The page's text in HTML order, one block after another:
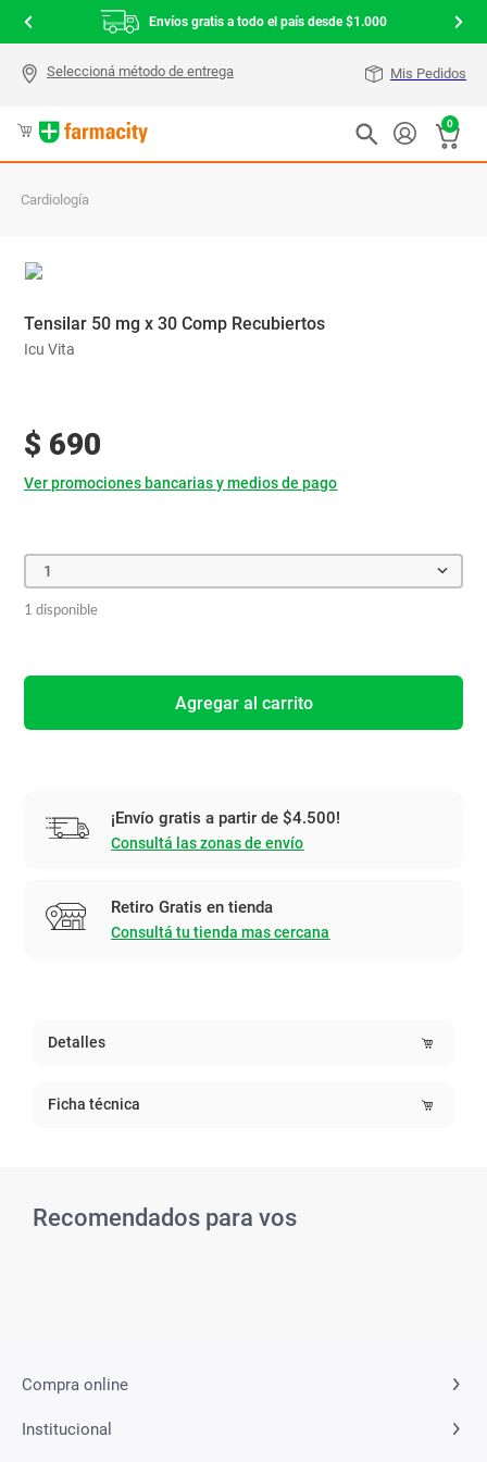
Envíos gratis a todo el país desde $1.000
Mis Pedidos
0
Cardiología
Tensilar 50 mg x 30 Comp Recubiertos
Icu Vita
$ 690
Ver promociones bancarias y medios de pago
1
1 disponible
Agregar al carrito
¡Envío gratis a partir de $4.500!
Consultá las zonas de envío
Retiro Gratis en tienda
Consultá tu tienda mas cercana
Detalles
Ficha técnica
Recomendados para vos